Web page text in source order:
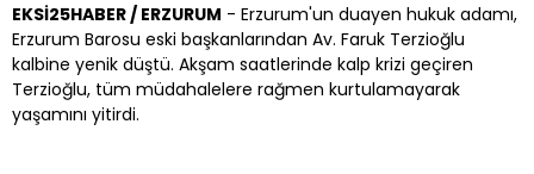
EKSİ25HABER / ERZURUM - Erzurum'un duayen hukuk adamı,
Erzurum Barosu eski başkanlarından Av. Faruk Terzioğlu
kalbine yenik düştü. Akşam saatlerinde kalp krizi geçiren
Terzioğlu, tüm müdahalelere rağmen kurtulamayarak
yaşamını yitirdi.